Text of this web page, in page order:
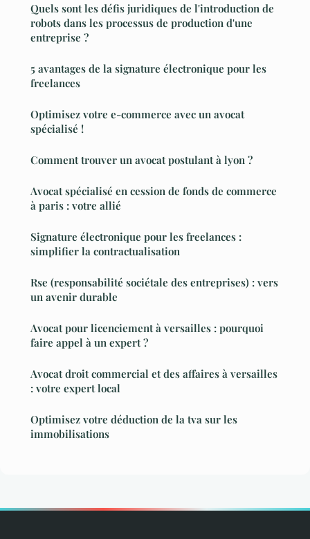
Quels sont les défis juridiques de l'introduction de
robots dans les processus de production d'une
entreprise ?
5 avantages de la signature électronique pour les
freelances
Optimisez votre e-commerce avec un avocat
spécialisé !
Comment trouver un avocat postulant à lyon ?
Avocat spécialisé en cession de fonds de commerce
à paris : votre allié
Signature électronique pour les freelances :
simplifier la contractualisation
Rse (responsabilité sociétale des entreprises) : vers
un avenir durable
Avocat pour licenciement à versailles : pourquoi
faire appel à un expert ?
Avocat droit commercial et des affaires à versailles
: votre expert local
Optimisez votre déduction de la tva sur les
immobilisations